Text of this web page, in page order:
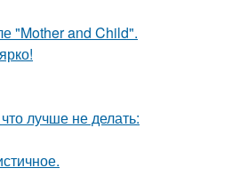
"Mother and Child".
лучше не делать: